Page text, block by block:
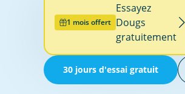
1 mois offert
Essayez
Dougs
gratuitement
30 jours d'essai gratuit